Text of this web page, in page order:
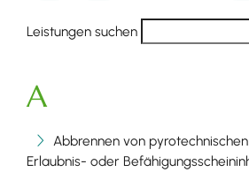
Leistungen suchen
A
Abbrennen von
Erlaubnis- oder